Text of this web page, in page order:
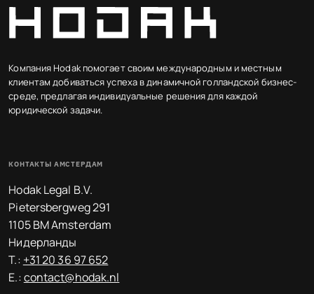
Компания Hodak помогает своим международным и местным
клиентам добиваться успеха в динамичной голландской бизнес-
среде, предлагая индивидуальные решения для каждой
юридической задачи.
КОНТАКТЫ АМСТЕРДАМ
Hodak Legal B.V.
Pietersbergweg 291
1105 BM Amsterdam
Нидерланды
T.: +31 20 36 97 652
E.:contact@hodak.nl